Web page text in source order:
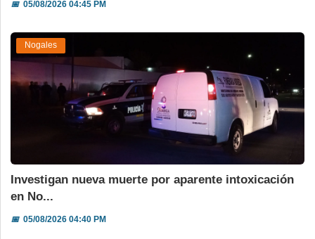
📅05/08/2026 04:45 PM
Nogales
Investigan nueva muerte por aparente intoxicación
en No...
📅05/08/2026 04:40 PM